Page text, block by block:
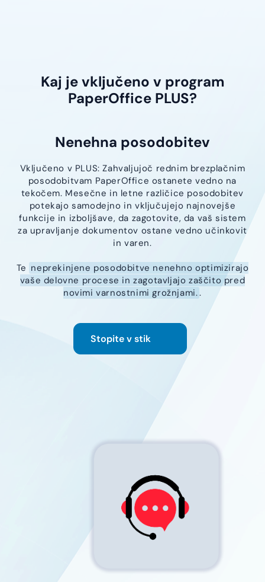
Kaj je vključeno v program
PaperOffice PLUS?
Nenehna posodobitev
Vključeno v PLUS: Zahvaljujoč rednim brezplačnim
posodobitvam PaperOffice ostanete vedno na
tekočem. Mesečne in letne različice posodobitev
potekajo samodejno in vključujejo najnovejše
funkcije in izboljšave, da zagotovite, da vaš sistem
za upravljanje dokumentov ostane vedno učinkovit
in varen.
Te neprekinjene posodobitve nenehno optimizirajo
vaše delovne procese in zagotavljajo zaščito pred
novimi varnostnimi grožnjami..
Stopite v stik